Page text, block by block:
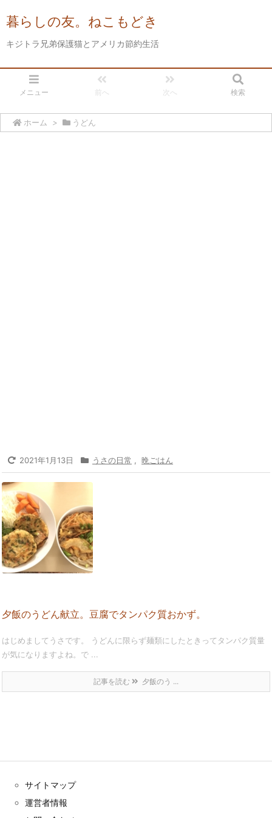
暮らしの友。ねこもどき
キジトラ兄弟保護猫とアメリカ節約生活
メニュー 前へ 次へ 検索
ホーム > うどん
2021年1月13日 うさの日常 晩ごはん
夕飯のうどん献立。豆腐でタンパク質おかず。
はじめましてうさです。 うどんに限らず麺類にしたときってタンパク質量
が気になりますよね。で ...
記事を読む 夕飯のう ...
サイトマップ
運営者情報